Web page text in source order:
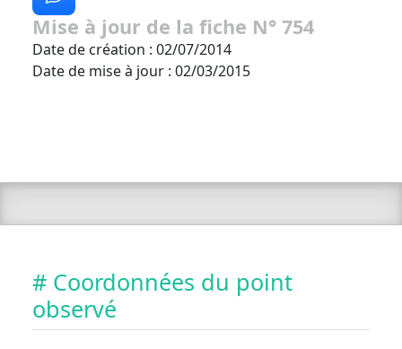
Mise à jour de la fiche N° 754
Date de création : 02/07/2014
Date de mise à jour : 02/03/2015
# Coordonnées du point
observé